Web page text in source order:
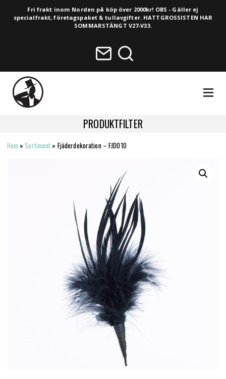
Fri frakt inom Norden på köp över 2000kr! OBS - Gäller ej
specialfrakt, företagspaket & tullavgifter. HATTGROSSISTEN HAR
SOMMARSTÄNGT V27-V33.
PRODUKTFILTER
HELA SORTIMENTET
NYHETER
VINTAGE
LIMITERADE
UTGÅENDE
Hem »Sortiment » Fjäderdekoration – FJD010